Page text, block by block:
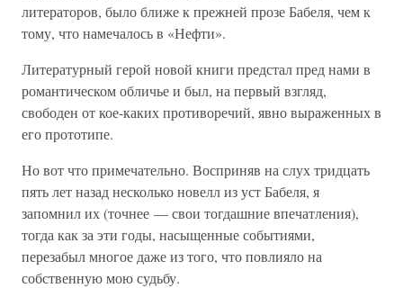
литераторов, было ближе к прежней прозе Бабеля, чем к
тому, что намечалось в «Нефти».
Литературный герой новой книги предстал пред нами в
романтическом обличье и был, на первый взгляд,
свободен от кое-каких противоречий, явно выраженных в
его прототипе.
Но вот что примечательно. Восприняв на слух тридцать
пять лет назад несколько новелл из уст Бабеля, я
запомнил их (точнее — свои тогдашние впечатления),
тогда как за эти годы, насыщенные событиями,
перезабыл многое даже из того, что повлияло на
собственную мою судьбу.